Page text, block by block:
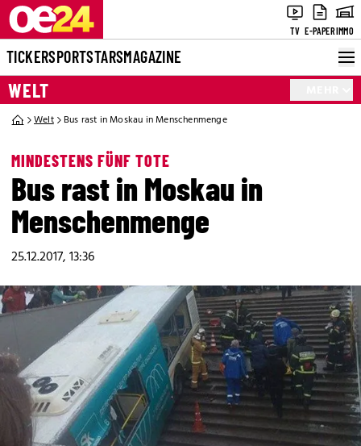
TV E-PAPERIMMO
TICKERSPORTSTARSMAGAZINE
WELT
Welt Bus rast in Moskau in Menschenmenge
MINDESTENS FÜNF TOTE
Bus rast in Moskau in
Menschenmenge
25.12.2017, 13:36